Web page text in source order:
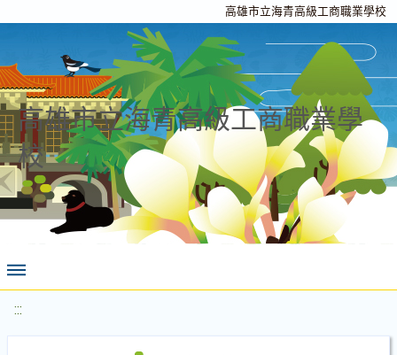
高雄市立海青高級工商職業學校
高雄市立海青高級工商職業學
校
:::